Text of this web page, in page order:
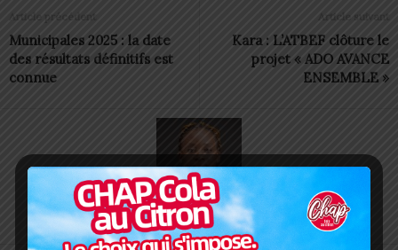
Article précédent
Municipales 2025 : la date
des résultats définitifs est
connue
Article suivant
Kara : L’ATBEF clôture le
projet « ADO AVANCE
ENSEMBLE »
Alida AKAKPO